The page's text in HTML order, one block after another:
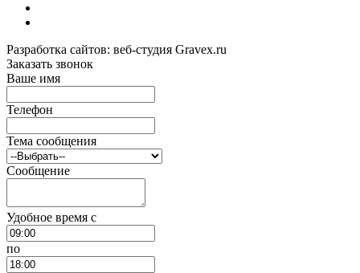
Разработка сайтов: веб-студия Gravex.ru
Заказать звонок
Ваше имя
Телефон
Тема сообщения
Сообщение
Удобное время c
по